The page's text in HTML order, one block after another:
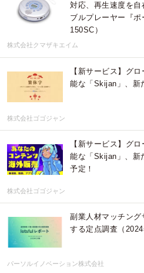
対応、再生速度を自
ブルプレーヤー『
150SC）
株式会社クマザキエイム
【新サービス】グ
能な「Skijan」、新
株式会社ゴゴジャン
【新サービス】グ
能な「Skijan」、新
予定！
株式会社ゴゴジャン
副業人材マッチン
する定点調査（2024
パーソルイノベーション株式会社